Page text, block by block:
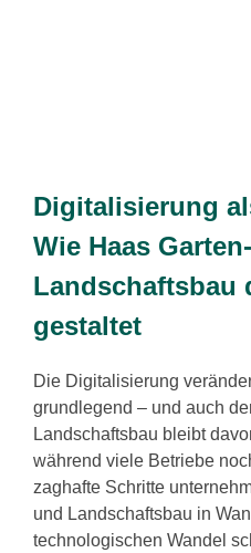
Digitalisierung
Wie Haas
Landschaftsbau
gestaltet
Die Digitalisierung
grundlegend – und auch
Landschaftsbau bleibt
während viele Betriebe
zaghafte Schritte
und Landschaftsbau in
technologischen Wandel